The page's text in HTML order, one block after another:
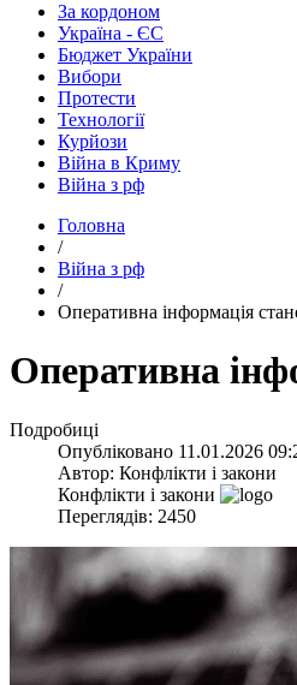
За кордоном
Україна - ЄС
Бюджет України
Вибори
Протести
Технології
Курйози
Війна в Криму
Війна з рф
Головна
/
Війна з рф
/
​Оперативна інформація
​Оперативна
Подробиці
Опубліковано 11.01.2026
Автор: Конфлікти і закони
Конфлікти і закони
Переглядів: 2450